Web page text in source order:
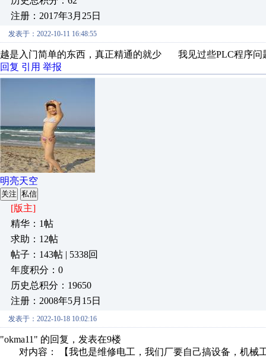
注册：2017年3月25日
发表于：2022-10-11 16:48:55
越是入门简单的东西，真正精通的就少 我见过些PLC程序问
回复 引用 举报
明亮天空
关注 私信
[版主]
精华：1帖
求助：12帖
帖子：143帖 | 5338回
年度积分：0
历史总积分：19650
注册：2008年5月15日
发表于：2022-10-18 10:02:16
"okma11" 的回复，发表在9楼
对内容： 【我也是维修电工，我们厂要自己搞设备，机械